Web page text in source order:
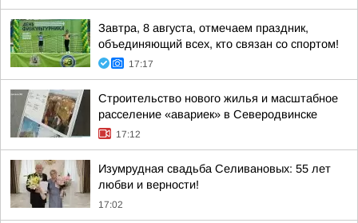
Завтра, 8 августа, отмечаем праздник,
объединяющий всех, кто связан со спортом!
17:17
Строительство нового жилья и масштабное
расселение «авариек» в Северодвинске
17:12
Изумрудная свадьба Селивановых: 55 лет
любви и верности!
17:02